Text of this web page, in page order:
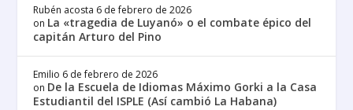
Rubén acosta 6 de febrero de 2026
on La «tragedia de Luyanó» o el combate épico del
capitán Arturo del Pino
Emilio 6 de febrero de 2026
on De la Escuela de Idiomas Máximo Gorki a la Casa
Estudiantil del ISPLE (Así cambió La Habana)